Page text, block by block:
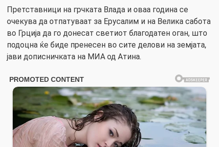
Претставници на грчката Влада и оваа година се
очекува да отпатуваат за Ерусалим и на Велика сабота
во Грција да го донесат светиот благодатен оган, што
подоцна ќе биде пренесен во сите делови на земјата,
јави дописничката на МИА од Атина.